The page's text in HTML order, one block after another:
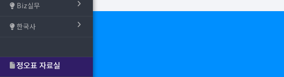
Biz실무
한국사